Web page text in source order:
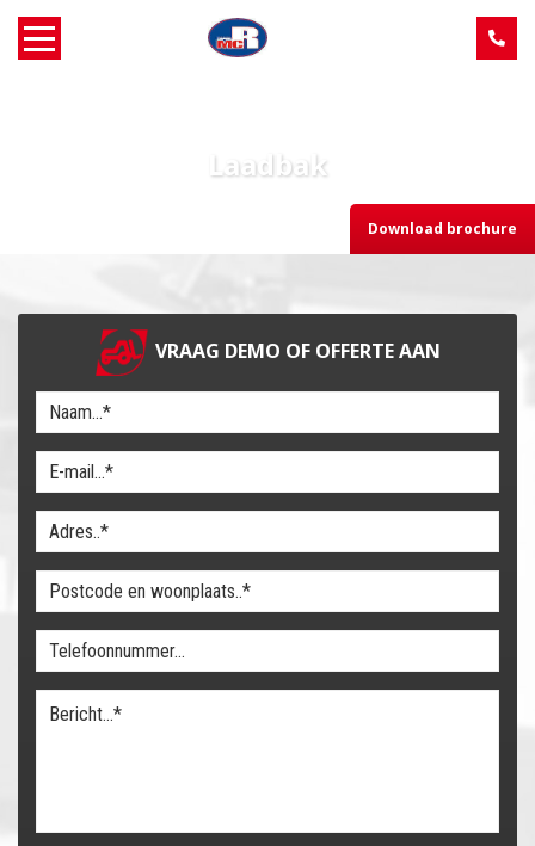
Service
Machine aanbod
Nieuws
Contact
Laadbak
Download brochure
VRAAG DEMO OF OFFERTE AAN